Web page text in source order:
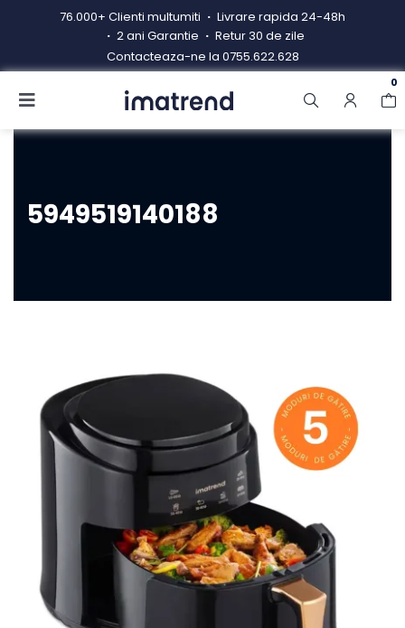
76.000+ Clienti multumiti
Livrare rapida 24-48h
2 ani Garantie
Retur 30 de zile
Contacteaza-ne la 0755.622.628
Toggle
Navigation
Produse
Contacteaza-ne
Manual de instructiuni
0
5949519140188